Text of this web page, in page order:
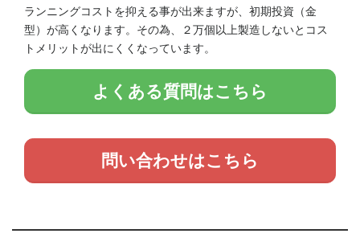
ランニングコストを抑える事が出来ますが、初期投資（金
型）が高くなります。その為、２万個以上製造しないとコス
トメリットが出にくくなっています。
よくある質問はこちら
問い合わせはこちら